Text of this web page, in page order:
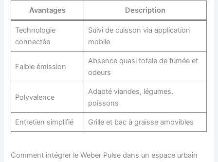
Avantages Description
Technologie
connectée
Suivi de cuisson via application
mobile
Faible émission
Absence quasi totale de fumée et
odeurs
Polyvalence
Adapté viandes, légumes,
poissons
Entretien simplifié Grille et bac à graisse amovibles
Comment intégrer le Weber Pulse dans un espace urbain